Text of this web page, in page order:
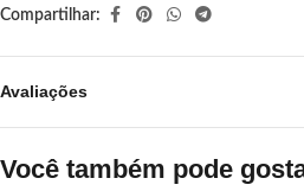
Compartilhar:
Avaliações
Você também pode